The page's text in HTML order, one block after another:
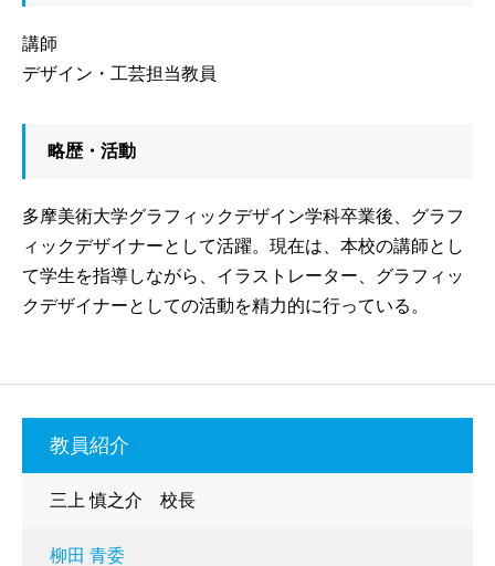
講師
デザイン・工芸担当教員
略歴・活動
多摩美術大学グラフィックデザイン学科卒業後、グラフ
ィックデザイナーとして活躍。現在は、本校の講師とし
て学生を指導しながら、イラストレーター、グラフィッ
クデザイナーとしての活動を精力的に行っている。
教員紹介
三上 慎之介 校長
柳田 青委